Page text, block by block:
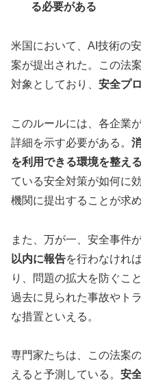
る必要がある
米国において、AI技術の
案が提出された。この法
対象としており、 安全プ
このルールには、各企業
詳細を示す必要がある。
を利用できる環境を整え
ている安全対策が如何に
機関に提出することが求め
また、万が一、安全事件
以内に報告を行わなけれ
り、問題の拡大を防ぐこ
過去に見られた事故やト
な措置といえる。
専門家たちは、この法案
えると予測している。 安